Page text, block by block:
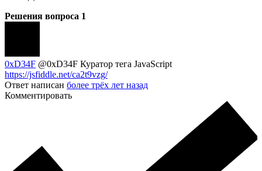
Решения вопроса 1
0xD34F @0xD34F Куратор тега JavaScript
https://jsfiddle.net/ca2t9vzg/
Ответ написан более трёх лет назад
Комментировать